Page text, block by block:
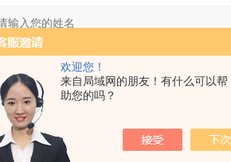
欢迎您！
来自局域网的朋友！有什么可以帮
助您的吗？